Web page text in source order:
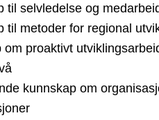
til selvledelse og
til metoder for regional
om proaktivt
kunnskap om